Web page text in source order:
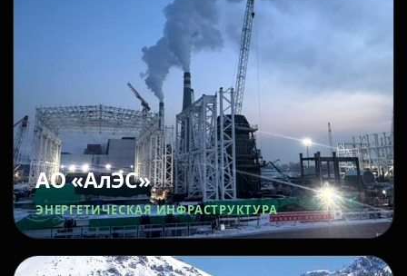
АО «АлЭС»
ЭНЕРГЕТИЧЕСКАЯ ИНФРАСТРУКТУРА